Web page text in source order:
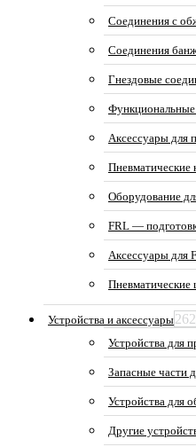
Соединения с
Соединения
Гнездовые
Аксессуары для
Пневматические
Оборудование
FRL —
Аксессуары для
Пневматические
Устройства и аксессуары262
Устройства для
Запасные части
Устройства для
Другие